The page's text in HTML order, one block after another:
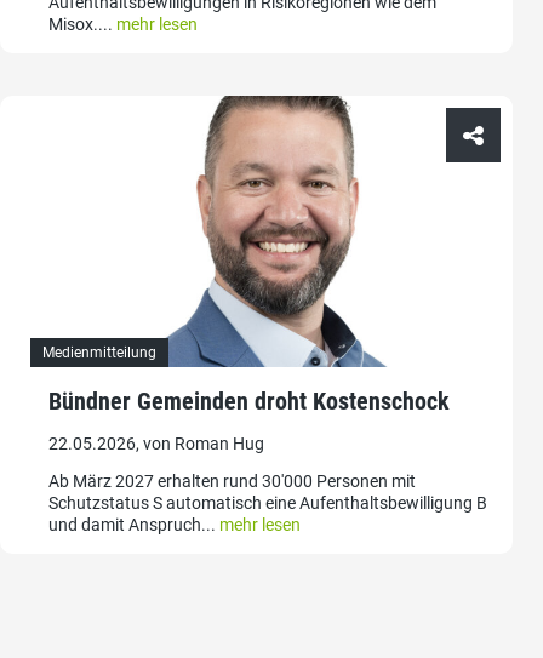
Misox.... mehr lesen
Medienmitteilung
Bündner Gemeinden droht Kostenschock
22.05.2026, von Roman Hug
Ab März 2027 erhalten rund 30'000 Personen mit
Schutzstatus S automatisch eine Aufenthaltsbewilligung B
und damit Anspruch... mehr lesen